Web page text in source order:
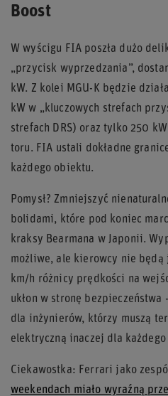
Boost
W wyścigu FIA poszła dużo
„przycisk wyprzedzania”,
kW. Z kolei MGU-K będzie
kW w „kluczowych strefach
strefach DRS) oraz tylko 250
toru. FIA ustali dokładne
każdego obiektu.
Pomysł? Zmniejszyć
bolidami, które pod koniec
kraksy Bearmana w Japonii.
możliwe, ale kierowcy nie
km/h różnicy prędkości na
ukłon w stronę
dla inżynierów, którzy muszą
elektryczną inaczej dla każdego
Ciekawostka: Ferrari jako
weekendach miało wyraźną